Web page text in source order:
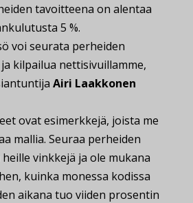
tavoitteena on alentaa
5 %.
voi seurata perheiden
kilpailua nettisivuillamme,
Airi Laakkonen
ovat esimerkkejä, joista me
mallia. Seuraa perheiden
vinkkejä ja ole mukana
kuinka monessa kodissa
aikana tuo viiden prosentin